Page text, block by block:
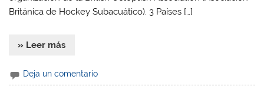
Británica de Hockey Subacuático). 3 Países […]
» Leer más
Deja un comentario